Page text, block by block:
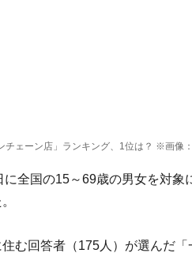
チェーン店」ランキング、1位は？ ※画像
全国の15～69歳の男女を対象
む回答者（175人）が選んだ「